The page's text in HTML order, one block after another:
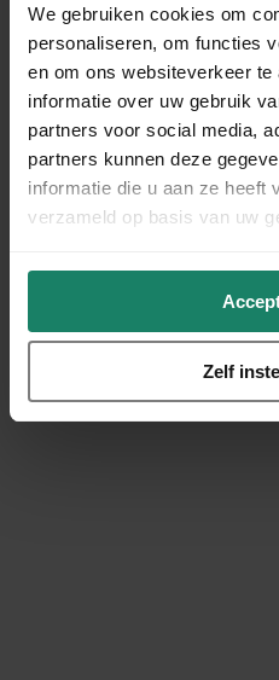
We gebruiken cookies om
personaliseren, om functies
en om ons websiteverkeer
informatie over uw gebruik
partners voor social media,
partners kunnen deze
informatie die u aan ze heeft
verzameld op basis van uw
Zelf